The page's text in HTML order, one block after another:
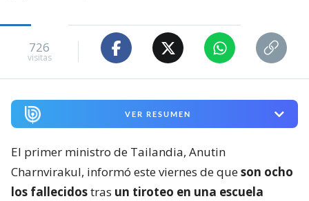
726
visitas
VER RESUMEN
El primer ministro de Tailandia, Anutin
Charnvirakul, informó este viernes de queson ocho
los fallecidostras un tiroteo en una escuela